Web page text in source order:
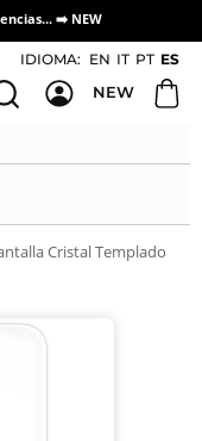
➡️ NEW
Registro Distribuidores
IDIOMA: EN IT PT ES
NEW
Cristal Templado